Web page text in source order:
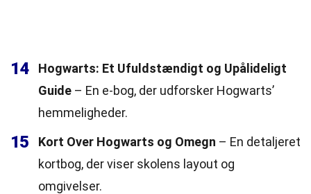
14
Hogwarts: Et Ufuldstændigt og Upålideligt
Guide – En e-bog, der udforsker Hogwarts’
hemmeligheder.
15 Kort Over Hogwarts og Omegn – En detaljeret
kortbog, der viser skolens layout og
omgivelser.